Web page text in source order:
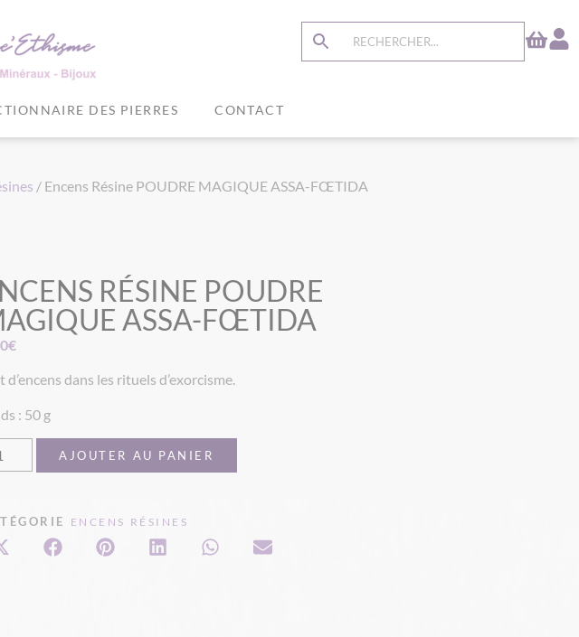
DES PIERRES CONTACT
/ Encens Résine POUDRE MAGIQUE ASSA-FŒTIDA
RÉSINE POUDRE
ASSA-FŒTIDA
€
d’encens dans les rituels d’exorcisme.
: 50 g
AJOUTER AU PANIER
ENCENS RÉSINES